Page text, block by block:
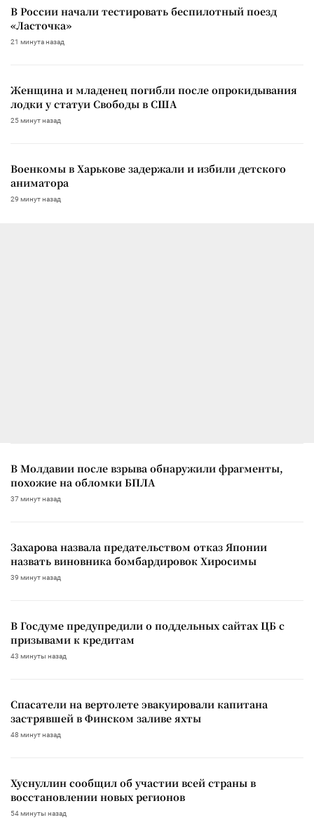
В России начали тестировать беспилотный поезд
«Ласточка»
21 минута назад
Женщина и младенец погибли после опрокидывания
лодки у статуи Свободы в США
25 минут назад
Военкомы в Харькове задержали и избили детского
аниматора
29 минут назад
В Молдавии после взрыва обнаружили фрагменты,
похожие на обломки БПЛА
37 минут назад
Захарова назвала предательством отказ Японии
назвать виновника бомбардировок Хиросимы
39 минут назад
В Госдуме предупредили о поддельных сайтах ЦБ с
призывами к кредитам
43 минуты назад
Спасатели на вертолете эвакуировали капитана
застрявшей в Финском заливе яхты
48 минут назад
Хуснуллин сообщил об участии всей страны в
восстановлении новых регионов
54 минуты назад